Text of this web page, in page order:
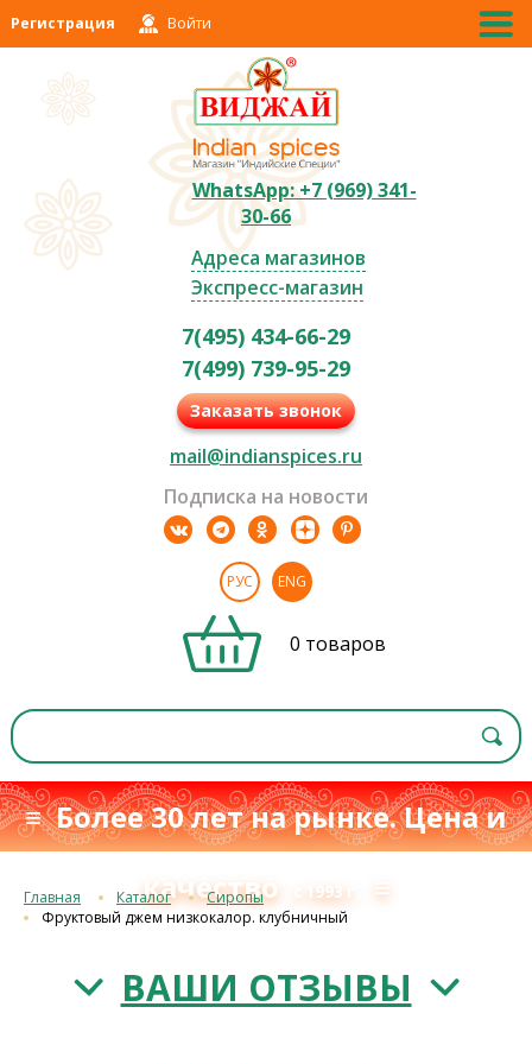
Регистрация Войти
WhatsApp: +7 (969) 341-
30-66
Адреса магазинов
Экспресс-магазин
7(495) 434-66-29
7(499) 739-95-29
Заказать звонок
mail@indianspices.ru
Подписка на новости
РУС ENG
0 товаров
≡ Более 30 лет на рынке. Цена и
качество
с 1993 г. ≡
Главная Каталог
Сиропы
Фруктовый джем низкокалор. клубничный
ВАШИ ОТЗЫВЫ